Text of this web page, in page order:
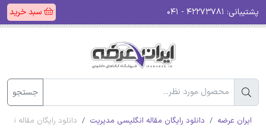
پشتیبانی: سبد خرید
جستجو
ایران عرضه دانلود رایگان مقاله انگلیسی مدیریت دانلود رایگان مقاله